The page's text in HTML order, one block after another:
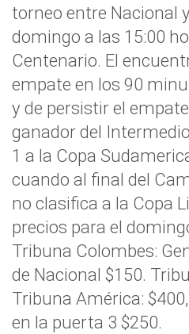
torneo entre Nacional
domingo a las 15:00
Centenario. El
empate en los 90
y de persistir el
ganador del
1 a la Copa
cuando al final del
no clasifica a la Copa
precios para el
Tribuna Colombes:
de Nacional $150.
Tribuna América:
en la puerta 3 $250.